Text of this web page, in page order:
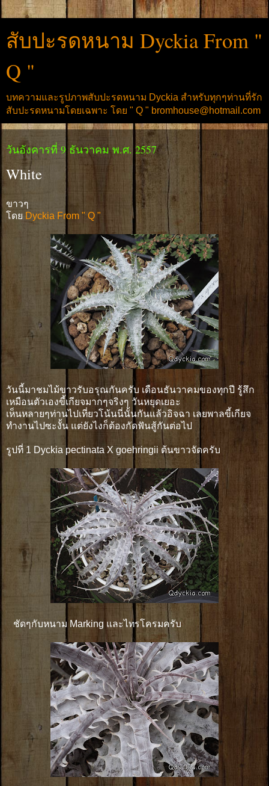
สับปะรดหนาม Dyckia From "
Q "
บทความและรูปภาพสับปะรดหนาม Dyckia สำหรับทุกๆท่านที่รัก
สับปะรดหนามโดยเฉพาะ โดย " Q " bromhouse@hotmail.com
วันอังคารที่ 9 ธันวาคม พ.ศ. 2557
White
ขาวๆ
โดย Dyckia From " Q "
วันนี้มาชมไม้ขาวรับอรุณกันครับ เดือนธันวาคมของทุกปี รู้สึก
เหมือนตัวเองขี้เกียจมากๆจริงๆ วันหยุดเยอะ
เห็นหลายๆท่านไปเที่ยวโน้นนี่นั้นกันแล้วอิจฉา เลยพาลขี้เกียจ
ทำงานไปซะงั้น แต่ยังไงก็ต้องกัดฟันสู้กันต่อไป
รูปที่ 1 Dyckia pectinata X goehringii ต้นขาวจัดครับ
ชัดๆกับหนาม Marking และไทรโครมครับ